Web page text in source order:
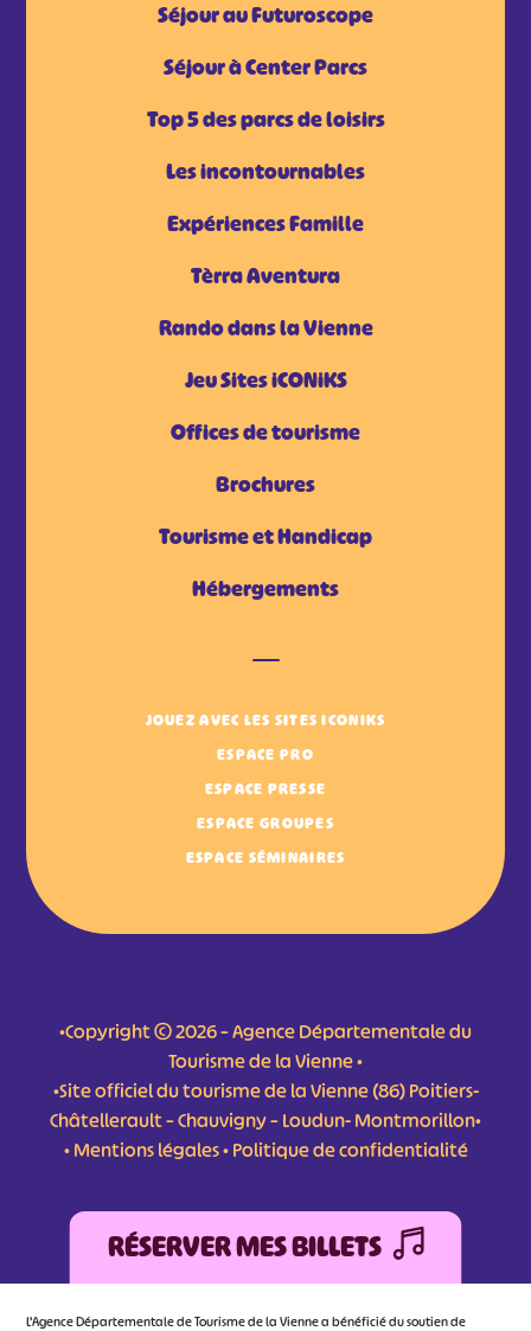
Séjour au Futuroscope
Séjour à Center Parcs
Top 5 des parcs de loisirs
Les incontournables
Expériences Famille
Tèrra Aventura
Rando dans la Vienne
Jeu Sites iCONiKS
Offices de tourisme
Brochures
Tourisme et Handicap
Hébergements
JOUEZ AVEC LES SITES ICONIKS
ESPACE PRO
ESPACE PRESSE
ESPACE GROUPES
ESPACE SÉMINAIRES
•Copyright © 2026 – Agence Départementale du
Tourisme de la Vienne •
•Site officiel du tourisme de la Vienne (86) Poitiers-
Châtellerault – Chauvigny – Loudun- Montmorillon•
•Mentions légales•Politique de confidentialité
RÉSERVER MES BILLETS
L'Agence Départementale de Tourisme de la Vienne a bénéficié du soutien de